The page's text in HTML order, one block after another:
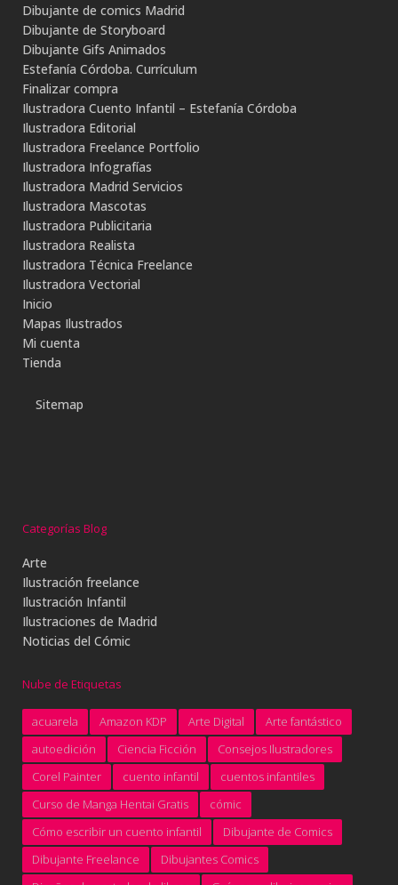
Dibujante de comics Madrid
Dibujante de Storyboard
Dibujante Gifs Animados
Estefanía Córdoba. Currículum
Finalizar compra
Ilustradora Cuento Infantil – Estefanía Córdoba
Ilustradora Editorial
Ilustradora Freelance Portfolio
Ilustradora Infografías
Ilustradora Madrid Servicios
Ilustradora Mascotas
Ilustradora Publicitaria
Ilustradora Realista
Ilustradora Técnica Freelance
Ilustradora Vectorial
Inicio
Mapas Ilustrados
Mi cuenta
Tienda
Sitemap
Categorías Blog
Arte
Ilustración freelance
Ilustración Infantil
Ilustraciones de Madrid
Noticias del Cómic
Nube de Etiquetas
acuarela Amazon KDP Arte Digital
Arte fantástico
autoedición
Ciencia Ficción
Consejos Ilustradores
Corel Painter
cuento infantil
cuentos infantiles
Curso de Manga Hentai Gratis
cómic
Cómo escribir un cuento infantil
Dibujante de Comics
Dibujante Freelance
Dibujantes Comics